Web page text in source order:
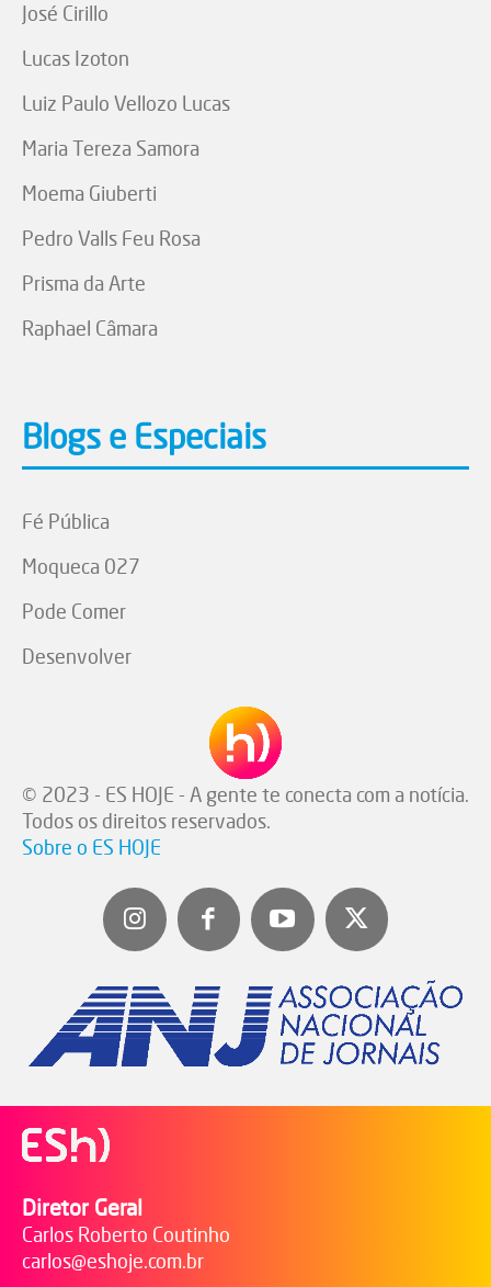
José Cirillo
Lucas Izoton
Luiz Paulo Vellozo Lucas
Maria Tereza Samora
Moema Giuberti
Pedro Valls Feu Rosa
Prisma da Arte
Raphael Câmara
Blogs e Especiais
Fé Pública
Moqueca 027
Pode Comer
Desenvolver
© 2023 - ES HOJE - A gente te conecta com a notícia.
Todos os direitos reservados.
Sobre o ES HOJE
Diretor Geral
Carlos Roberto Coutinho
carlos@eshoje.com.br